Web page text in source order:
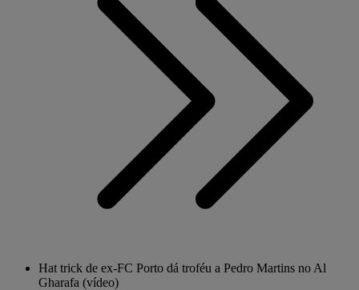
Hat trick de ex-FC Porto dá troféu a Pedro Martins no Al
Gharafa (vídeo)